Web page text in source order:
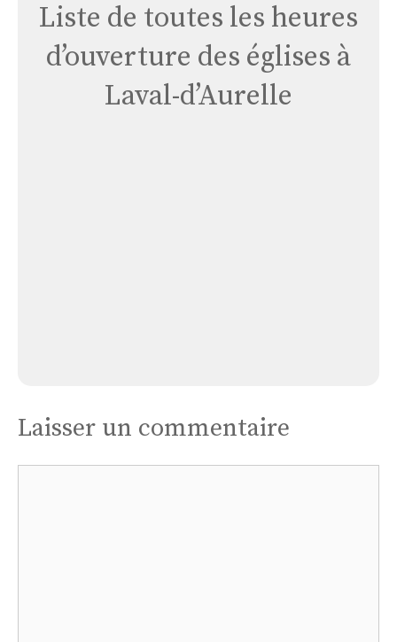
Liste de toutes les heures
d’ouverture des églises à
Laval-d’Aurelle
Laisser un commentaire